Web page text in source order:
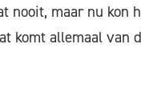
nooit, maar nu kon
komt allemaal van